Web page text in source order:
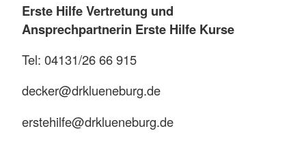
Erste Hilfe Vertretung und
Ansprechpartnerin Erste Hilfe Kurse
Tel: 04131/26 66 915
decker@drklueneburg.de
erstehilfe@drklueneburg.de